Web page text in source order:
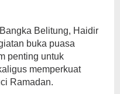
Belitung, Haidir
buka puasa
penting untuk
memperkuat
Ramadan.